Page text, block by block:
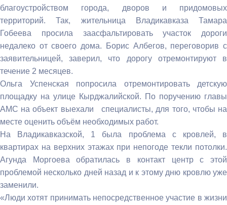
благоустройством города, дворов и придомовых
территорий. Так, жительница Владикавказа Тамара
Гобеева просила заасфальтировать участок дороги
недалеко от своего дома. Борис Албегов, переговорив с
заявительницей, заверил, что дорогу отремонтируют в
течение 2 месяцев.
Ольга Успенская попросила отремонтировать детскую
площадку на улице Кырджалийской. По поручению главы
АМС на объект выехали специалисты, для того, чтобы на
месте оценить объём необходимых работ.
На Владикавказской, 1 была проблема с кровлей, в
квартирах на верхних этажах при непогоде текли потолки.
Агунда Моргоева обратилась в контакт центр с этой
проблемой несколько дней назад и к этому дню кровлю уже
заменили.
«Люди хотят принимать непосредственное участие в жизни